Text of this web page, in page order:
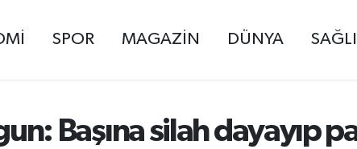
SPOR MAGAZİN DÜNYA
Başına silah dayayıp